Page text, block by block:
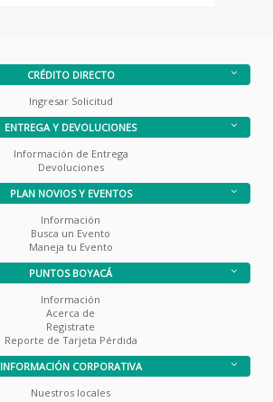
CRÉDITO DIRECTO
Ingresar Solicitud
ENTREGA Y DEVOLUCIONES
Información de Entrega
Devoluciones
PLAN NOVIOS Y EVENTOS
Información
Busca un Evento
Maneja tu Evento
PUNTOS BOYACÁ
Información
Acerca de
Registrate
Reporte de Tarjeta Pérdida
INFORMACIÓN CORPORATIVA
Nuestros locales